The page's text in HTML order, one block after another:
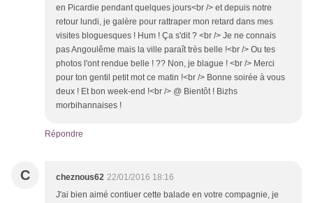
en Picardie pendant quelques jours<br /> et depuis notre
retour lundi, je galère pour rattraper mon retard dans mes
visites bloguesques ! Hum ! Ça s'dit ? <br /> Je ne connais
pas Angoulême mais la ville paraît très belle !<br /> Ou tes
photos l'ont rendue belle ! ?? Non, je blague ! <br /> Merci
pour ton gentil petit mot ce matin !<br /> Bonne soirée à vous
deux ! Et bon week-end !<br /> @ Bientôt ! Bizhs
morbihannaises !
Répondre
C cheznous62 22/01/2016 18:16
J'ai bien aimé contiuer cette balade en votre compagnie, je